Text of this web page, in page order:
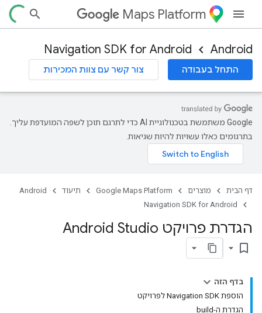
Maps Platform
Android
Navigation SDK for Android
התחל בעבודה צור קשר עם צוות המכירות
‫Google משתמשת בטכנולוגיית AI כדי לתרגם תוכן לשפה המועדפת עליך.
בתרגומים כאלו עשויות להיות שגיאות.
דף הבית מוצרים Google Maps Platform תיעוד
Android
Navigation SDK for Android
הגדרת פרויקט Android Studio
bookmark_border
בדף הזה
הוספת Navigation SDK לפרויקט
הגדרת ה-build